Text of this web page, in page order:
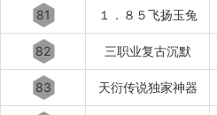
81 １．８５飞扬玉兔
82 三职业复古沉默
83 天衍传说独家神器